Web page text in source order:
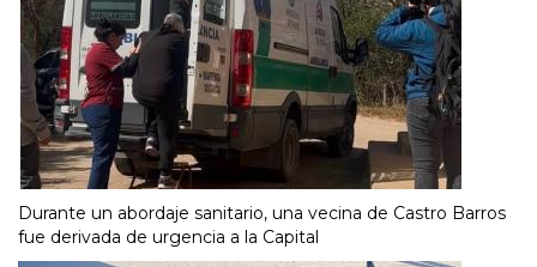
Durante un abordaje sanitario, una vecina de Castro Barros
fue derivada de urgencia a la Capital